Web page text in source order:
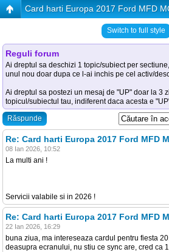
Card harti Europa 2017 Ford MFD
Switch to full style
Reguli forum
Ai dreptul sa deschizi 1 topic/subiect per
unul nou doar dupa ce l-ai inchis pe cel activ/
Ai dreptul sa postezi un mesaj de "UP" doar la 3
topicul/subiectul tau, indiferent daca acesta e
Răspunde
Re: Card harti Europa 2017 Ford MFD
08 Ian 2026, 10:52
La multi ani !
Servicii valabile si in 2026 !
Re: Card harti Europa 2017 Ford MFD
22 Ian 2026, 16:29
buna ziua, ma intereseaza cardul pentru fiesta
deasupra ecranului, nu stiu ce sync are, cred ca